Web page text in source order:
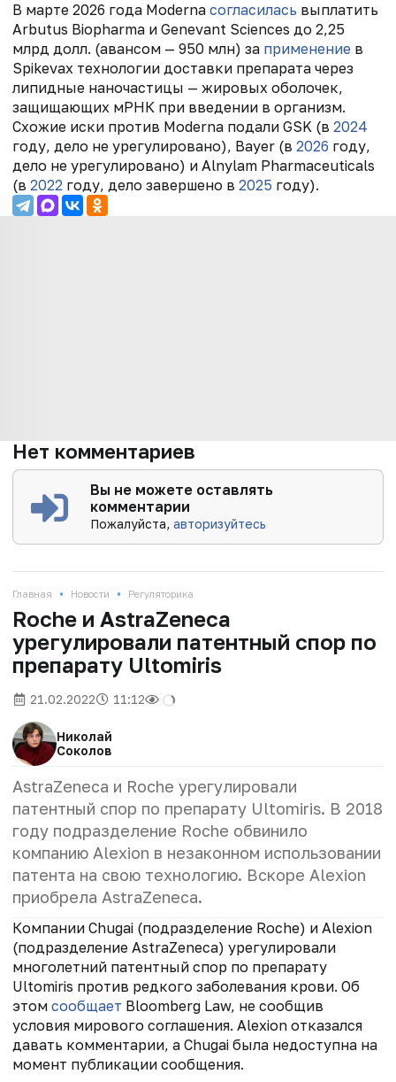
В марте 2026 года Moderna согласилась выплатить
Arbutus Biopharma и Genevant Sciences до 2,25
млрд долл. (авансом — 950 млн) за применение в
Spikevax технологии доставки препарата через
липидные наночастицы — жировых оболочек,
защищающих мРНК при введении в организм.
Схожие иски против Moderna подали GSK (в 2024
году, дело не урегулировано), Bayer (в 2026 году,
дело не урегулировано) и Alnylam Pharmaceuticals
(в 2022 году, дело завершено в 2025 году).
Нет комментариев
Вы не можете оставлять
комментарии
Пожалуйста,авторизуйтесь
Главная • Новости • Регуляторика
Roche и AstraZeneca
урегулировали патентный спор по
препарату Ultomiris
21.02.2022 11:12
Николай
Соколов
AstraZeneca и Roche урегулировали
патентный спор по препарату Ultomiris. В 2018
году подразделение Roche обвинило
компанию Alexion в незаконном использовании
патента на свою технологию. Вскоре Alexion
приобрела AstraZeneca.
Компании Chugai (подразделение Roche) и Alexion
(подразделение AstraZeneca) урегулировали
многолетний патентный спор по препарату
Ultomiris против редкого заболевания крови. Об
этом сообщает Bloomberg Law, не сообщив
условия мирового соглашения. Alexion отказался
давать комментарии, а Chugai была недоступна на
момент публикации сообщения.